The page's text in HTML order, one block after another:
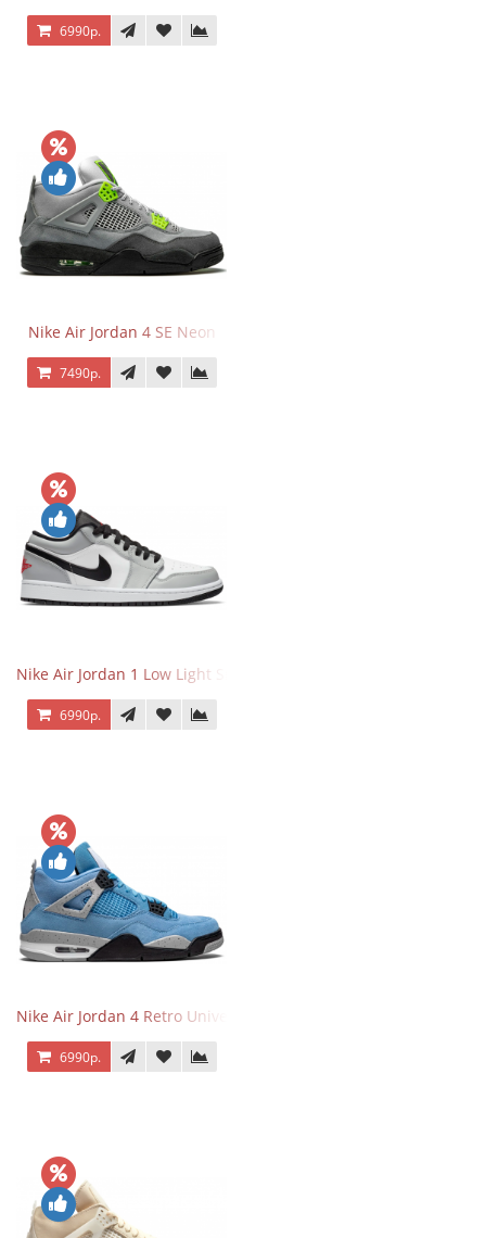
6990р.
Nike Air Jordan 4 SE Neon
7490р.
Nike Air Jordan 1 Low Light Smoke Grey
6990р.
Nike Air Jordan 4 Retro University Blue
6990р.